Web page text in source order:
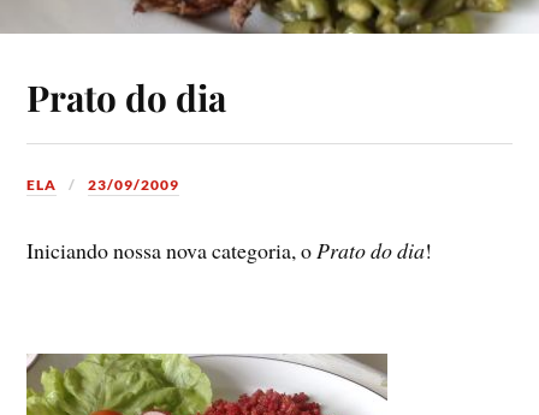
Prato do dia
ELA 23/09/2009
Iniciando nossa nova categoria, oPrato do dia!